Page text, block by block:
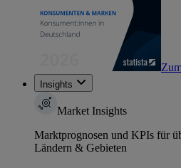
Insights
Market Insights
Marktprognosen und KPIs für
Ländern & Gebieten